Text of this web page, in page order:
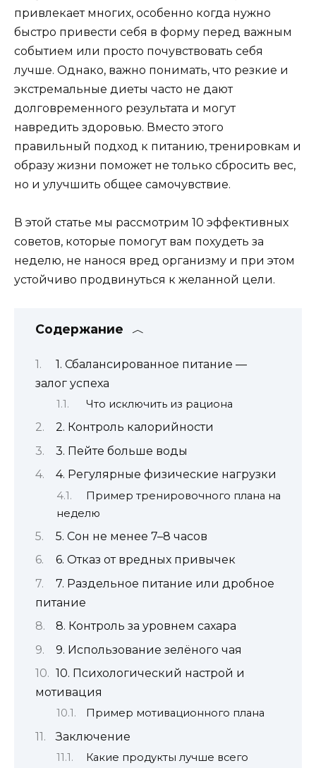
привлекает многих, особенно когда нужно
быстро привести себя в форму перед важным
событием или просто почувствовать себя
лучше. Однако, важно понимать, что резкие и
экстремальные диеты часто не дают
долговременного результата и могут
навредить здоровью. Вместо этого
правильный подход к питанию, тренировкам и
образу жизни поможет не только сбросить вес,
но и улучшить общее самочувствие.
В этой статье мы рассмотрим 10 эффективных
советов, которые помогут вам похудеть за
неделю, не нанося вред организму и при этом
устойчиво продвинуться к желанной цели.
Содержание
1. Сбалансированное питание —
залог успеха
Что исключить из рациона
2. Контроль калорийности
3. Пейте больше воды
4. Регулярные физические нагрузки
Пример тренировочного плана на
неделю
5. Сон не менее 7–8 часов
6. Отказ от вредных привычек
7. Раздельное питание или дробное
питание
8. Контроль за уровнем сахара
9. Использование зелёного чая
10. Психологический настрой и
мотивация
Пример мотивационного плана
Заключение
Какие продукты лучше всего